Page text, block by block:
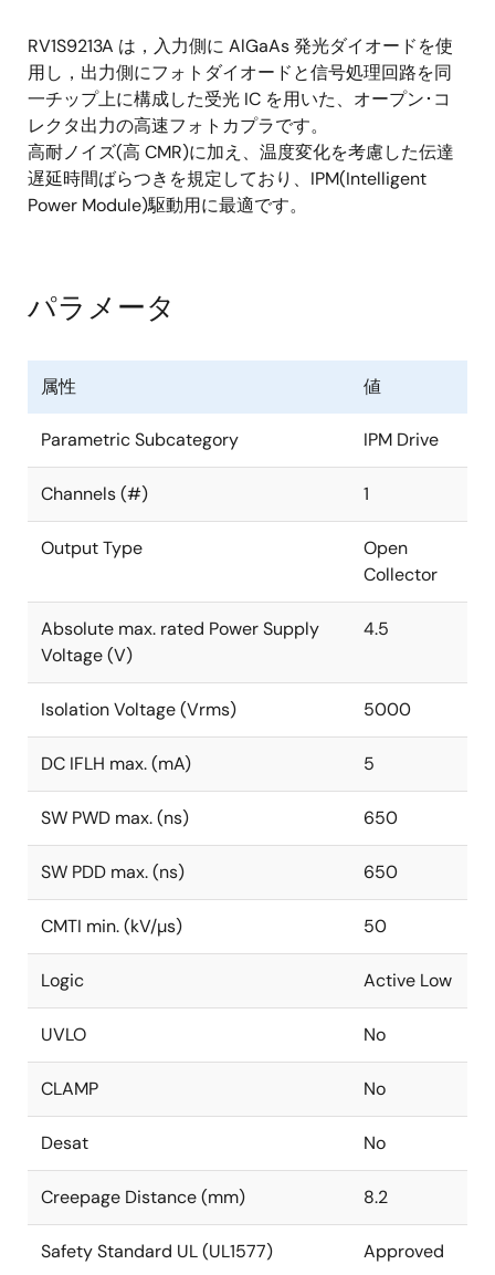
RV1S9213A は，入力側に AlGaAs 発光ダイオードを使
用し，出力側にフォトダイオードと信号処理回路を同
一チップ上に構成した受光 IC を用いた、オープン･コ
レクタ出力の高速フォトカプラです。
高耐ノイズ(高 CMR)に加え、温度変化を考慮した伝達
遅延時間ばらつきを規定しており、IPM(Intelligent
Power Module)駆動用に最適です。
パラメータ
属性 値
Parametric Subcategory IPM Drive
Channels (#) 1
Output Type
Open
Collector
Absolute max. rated Power Supply
Voltage (V)
4.5
Isolation Voltage (Vrms) 5000
DC IFLH max. (mA) 5
SW PWD max. (ns) 650
SW PDD max. (ns) 650
CMTI min. (kV/µs) 50
Logic Active Low
UVLO No
CLAMP No
Desat No
Creepage Distance (mm) 8.2
Safety Standard UL (UL1577) Approved